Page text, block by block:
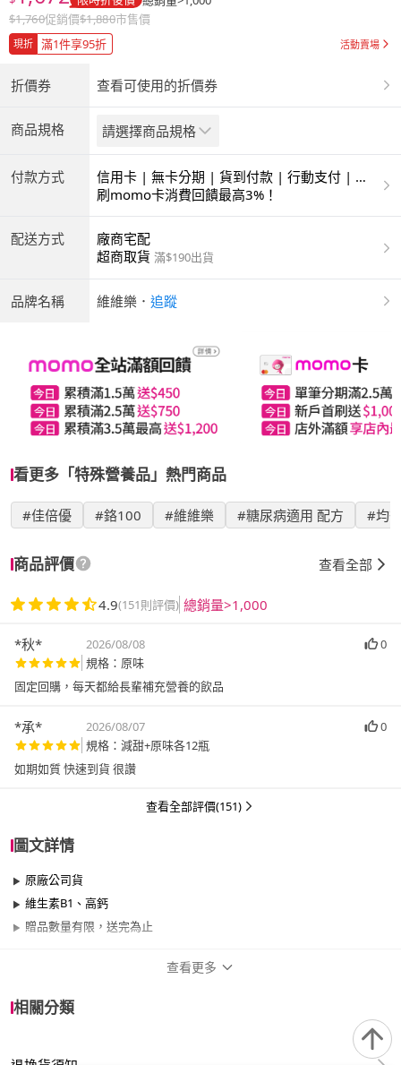
$1,760促銷價$1,880市售價
現折 滿1件享95折 活動賣場
折價券 查看可使用的折價券
商品規格 請選擇商品規格
付款方式
信用卡 | 無卡分期 | 貨到付款 | 行動支付 | 超
商付款 | ATM | 銀聯卡
刷momo卡消費回饋最高3%！
配送方式
廠商宅配
超商取貨 滿$190出貨
品牌名稱 維維樂 ． 追蹤
看更多「特殊營養品」熱門商品
#佳倍優 #鉻100 #維維樂 #糖尿病適用 配方 #均
商品評價 查看全部
4.9(151則評價) 總銷量>1,000
*秋* 2026/08/08
0
規格：原味
固定回購，每天都給長輩補充營養的飲品
*承* 2026/08/07
0
規格：減甜+原味各12瓶
如期如質 快速到貨 很讚
查看全部評價(151)
圖文詳情
原廠公司貨
維生素B1、高鈣
贈品數量有限，送完為止
查看更多
相關分類